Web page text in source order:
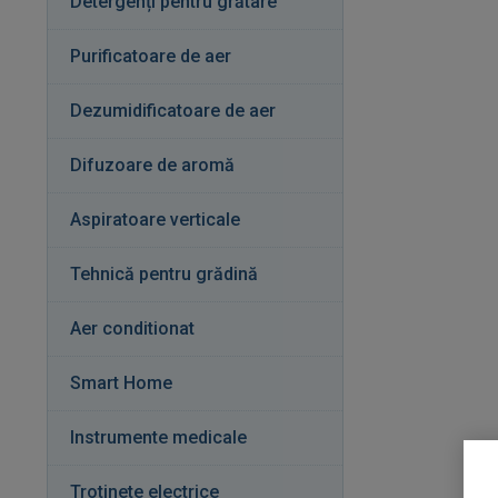
Purificatoare de aer
Dezumidificatoare de aer
Difuzoare de aromă
Aspiratoare verticale
Tehnică pentru grădină
Aer conditionat
Smart Home
Instrumente medicale
Trotinete electrice